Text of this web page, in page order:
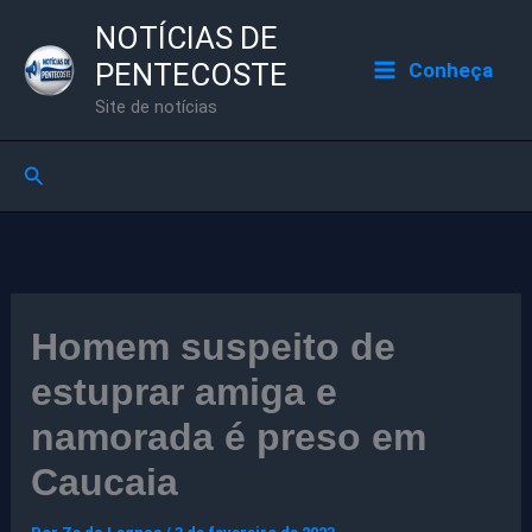
para
NOTÍCIAS DE
PENTECOSTE
Site de notícias
Conheça
Pesquisar
Homem suspeito de
estuprar amiga e
namorada é preso em
Caucaia